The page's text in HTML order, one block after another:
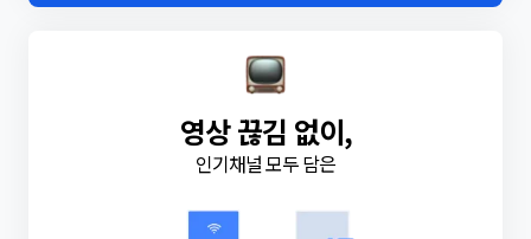
영상 끊김 없이,
인기채널 모두 담은